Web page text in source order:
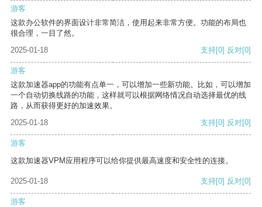
游客
这款办公软件的界面设计非常简洁，使用起来非常方便。功能的布局也
很合理，一目了然。
2025-01-18
支持[0] 反对[0]
游客
这款加速器app的功能有点单一，可以增加一些新功能。比如，可以增加
一个自动切换线路的功能，这样就可以根据网络情况自动选择最优的线
路，从而获得更好的加速效果。
2025-01-18
支持[0] 反对[0]
游客
这款加速器VPM应用程序可以给你提供最高速度和安全性的连接。
2025-01-18 支持[0] 反对[0]
游客